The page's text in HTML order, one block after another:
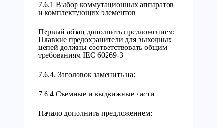
7.6.1 Выбор коммутационных аппаратов
и комплектующих элементов
Первый абзац дополнить предложением:
Плавкие предохранители для выходных
цепей должны соответствовать общим
требованиям IEC 60269-3.
7.6.4. Заголовок заменить на:
7.6.4 Съемные и выдвижные части
Начало дополнить предложением: